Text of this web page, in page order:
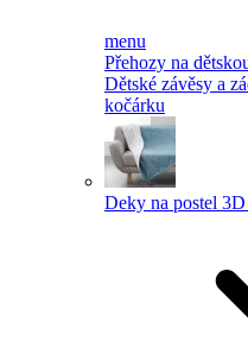
menu
Přehozy na
Dětské závěsy a
kočárku
Deky na postel